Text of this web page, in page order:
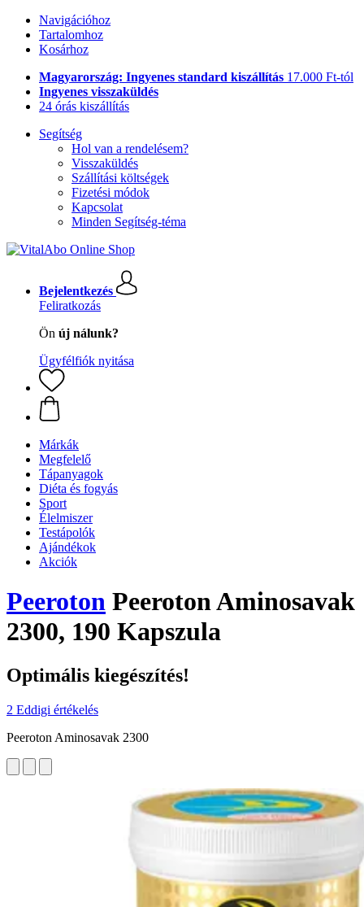
Navigációhoz
Tartalomhoz
Kosárhoz
Magyarország: Ingyenes standard kiszállítás 17.000 Ft-tól
Ingyenes visszaküldés
24 órás kiszállítás
Segítség
Hol van a rendelésem?
Visszaküldés
Szállítási költségek
Fizetési módok
Kapcsolat
Minden Segítség-téma
Bejelentkezés
Feliratkozás
Ön új nálunk?
Ügyfélfiók nyitása
Márkák
Megfelelő
Tápanyagok
Diéta és fogyás
Sport
Élelmiszer
Testápolók
Ajándékok
Akciók
Peeroton Peeroton Aminosavak
2300, 190 Kapszula
Optimális kiegészítés!
2 Eddigi értékelés
Peeroton Aminosavak 2300